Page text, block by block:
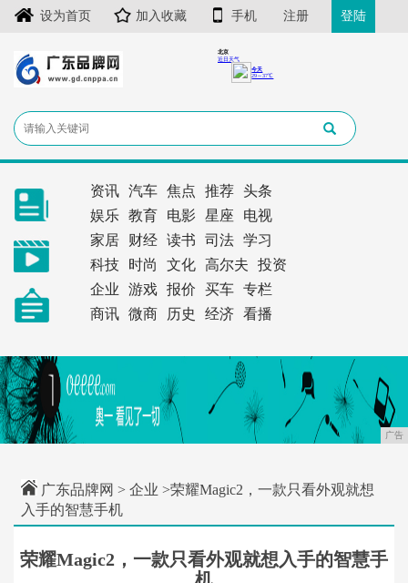
设为首页 加入收藏 手机 注册 登陆
资讯 汽车 焦点 推荐
头条
娱乐
教育 电影 星座
电视
家居
财经 读书 司法
学习
科技
时尚 文化 高尔夫
投资
企业
游戏 报价 买车
专栏
商讯
微商 历史 经济 看播
广告
广东品牌网 > 企业 >荣耀Magic2，一款只看外观就想
入手的智慧手机
荣耀Magic2，一款只看外观就想入手的智慧手